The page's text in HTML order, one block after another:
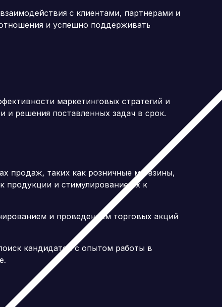
с клиентами, партнерами и
и успешно поддерживать
маркетинговых стратегий и
и решения поставленных задач в срок.
продаж, таких как розничные магазины,
продукции и стимулирование их к
и проведением торговых акций
кандидатов с опытом работы в